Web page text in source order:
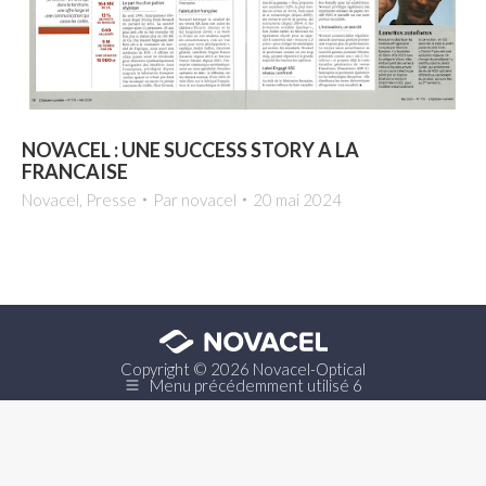
NOVACEL : UNE SUCCESS STORY A LA
FRANCAISE
Novacel Presse Par novacel 20 mai 2024
Copyright © 2026 Novacel-Optical
Menu précédemment utilisé 6